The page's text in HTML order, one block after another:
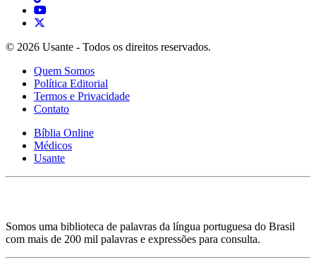
© 2026 Usante - Todos os direitos reservados.
Quem Somos
Política Editorial
Termos e Privacidade
Contato
Bíblia Online
Médicos
Usante
Somos uma biblioteca de palavras da língua portuguesa do Brasil
com mais de 200 mil palavras e expressões para consulta.